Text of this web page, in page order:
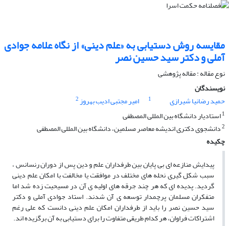
مقایسه روش دستیابی به «علم دینی» از نگاه علامه جوادی
آملی و دکتر سید حسین نصر
نوع مقاله : مقاله پژوهشی
نویسندگان
حمید رضانیا شیرازی
1 امیر مجتبی ادیب بهروز2
1استادیار دانشگاه بین المللی المصطفی
2دانشجوی دکتری اندیشه معاصر مسلمین، دانشگاه بین المللی المصطفی
چکیده
پیدایش منازعه ای بی پایان بین طرفداران علم و دین پس از دوران رنسانس ،
سبب شکل گیری نحله های مختلف در موافقت یا مخالفت با امکان علم دینی
گردید. پدیده ای که هر چند جرقه های اولیه ی آن در مسیحیت زده شد اما
متفکران مسلمان پرچمدار توسعه ی آن شدند. استاد جوادی آملی و دکتر
سید حسین نصر را باید از طرفداران امکان علم دینی دانست که علی رغم
اشتراکات فراوان، هر کدام طریقی متفاوت را برای دستیابی به آن برگزیده اند.